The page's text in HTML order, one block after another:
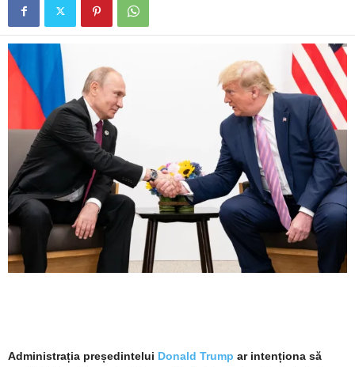
Administrația președintelui Donald Trump ar intenționa să